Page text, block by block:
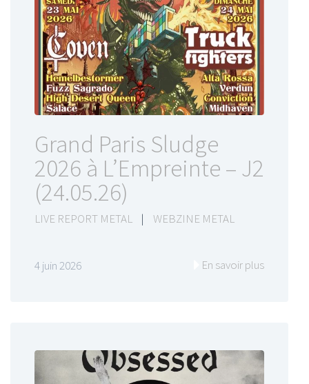
Grand Paris Sludge
2026 à L’Empreinte – J2
(24.05.26)
LIVE REPORT METAL | WEBZINE METAL
4 juin 2026 En savoir plus